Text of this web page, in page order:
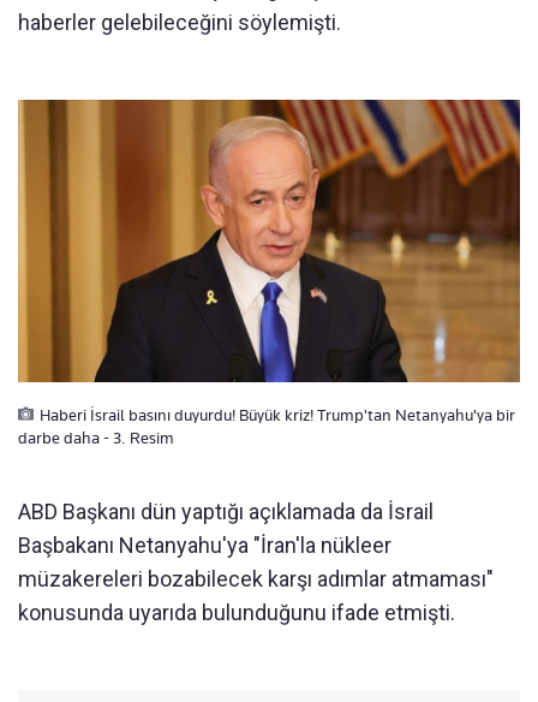
haberler gelebileceğini söylemişti.
Haberi İsrail basını duyurdu! Büyük kriz! Trump'tan Netanyahu'ya bir
darbe daha - 3. Resim
ABD Başkanı dün yaptığı açıklamada da İsrail
Başbakanı Netanyahu'ya "İran'la nükleer
müzakereleri bozabilecek karşı adımlar atmaması"
konusunda uyarıda bulunduğunu ifade etmişti.